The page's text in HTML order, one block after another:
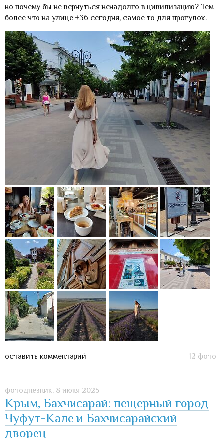
но почему бы не вернуться ненадолго в цивилизацию? Тем
более что на улице +36 сегодня, самое то для прогулок.
оставить комментарий 12 фото
фотодневник, 8 июня 2025
Крым, Бахчисарай: пещерный город
Чуфут-Кале и Бахчисарайский
дворец